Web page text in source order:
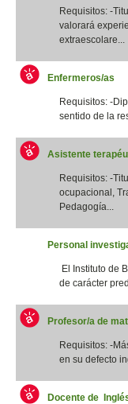
Requisitos: -
valorará
extraescolare...
Enfermeros/as
Requisitos: -
sentido de la
Asistente
Requisitos: -
ocupacional,
Pedagogía...
Personal
El Instituto de
de carácter
Profesor/a de
Requisitos: -
en su defecto
Docente de